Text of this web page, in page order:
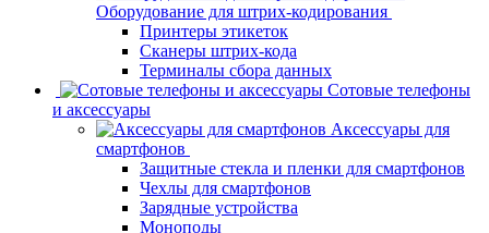
Оборудование для штрих-кодирования
Принтеры этикеток
Сканеры штрих-кода
Терминалы сбора данных
Сотовые телефоны
и аксессуары
Аксессуары для
смартфонов
Защитные стекла и пленки для смартфонов
Чехлы для смартфонов
Зарядные устройства
Моноподы